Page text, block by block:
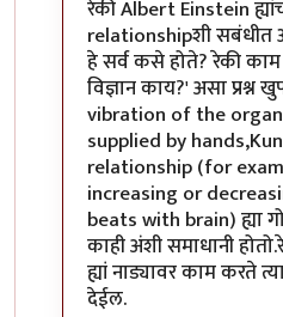
In reply toप्लसिबोby
रेकी Albert Einstein
relationshipशी
हे सर्व कसे होते? रेकी
विज्ञान काय?' असा प्रश्न
vibration of the
supplied by
relationship (for
increasing or
beats with brain) ह्या
काही अंशी समाधानी
ह्यां नाड्यावर काम करते
देईल.